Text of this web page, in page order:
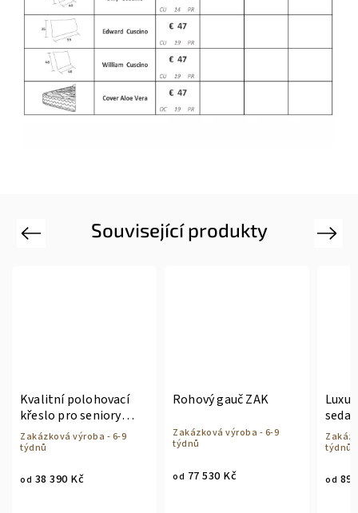
Související produkty
Previous
Kvalitní polohovací
křeslo pro seniory
Charlie
Zakázková výroba - 6-9
týdnů
od 38 390 Kč
Rohový gauč ZAK
Zakázková výroba - 6-9
týdnů
od 77 530 Kč
týdnů
od 89
Next